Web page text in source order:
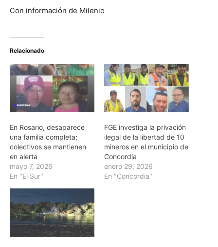
Con información de Milenio
Relacionado
En Rosario, desaparece
una familia completa;
colectivos se mantienen
en alerta
mayo 7, 2026
En "El Sur"
FGE investiga la privación
ilegal de la libertad de 10
mineros en el municipio de
Concordia
enero 29, 2026
En "Concordia"